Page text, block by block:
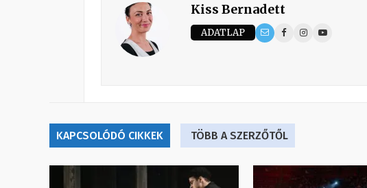
Kiss Bernadett
ADATLAP
KAPCSOLÓDÓ CIKKEK TÖBB A SZERZŐTŐL